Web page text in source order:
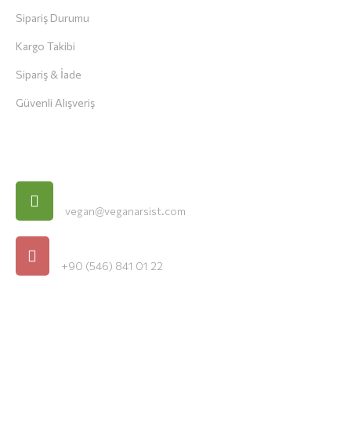
Sipariş Durumu
Kargo Takibi
Sipariş & İade
Güvenli Alışveriş
vegan@veganarsist.com
+90 (546) 841 01 22